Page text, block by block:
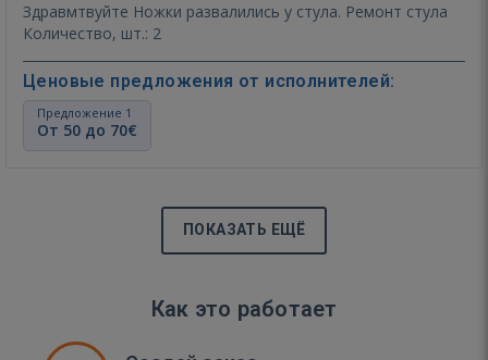
Здравмтвуйте Ножки развалились у стула. Ремонт стула
Количество, шт.: 2
Ценовые предложения от исполнителей:
Предложение 1
От 50 до 70€
ПОКАЗАТЬ ЕЩЁ
Как это работает